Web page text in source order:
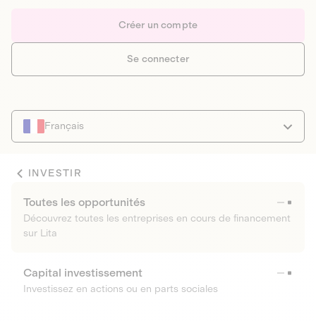
Créer un compte
Se connecter
Français
INVESTIR
Toutes les opportunités
Découvrez toutes les entreprises en cours de financement
sur Lita
Capital investissement
Investissez en actions ou en parts sociales